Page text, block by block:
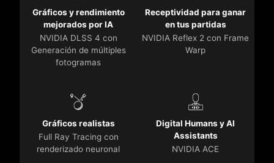
Gráficos y rendimiento
mejorados por IA
NVIDIA DLSS 4 con
Generación de múltiples
fotogramas
Receptividad para ganar
en tus partidas
NVIDIA Reflex 2 con Frame
Warp
Gráficos realistas
Full Ray Tracing con
renderizado neuronal
Digital Humans y AI
Assistants
NVIDIA ACE